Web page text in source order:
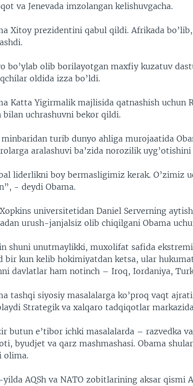
va Jenevada imzolangan kelishuvgacha.
Xitoy prezidentini qabul qildi. Afrikada
bo’ylab olib borilayotgan maxfiy kuzatuv
oldida izza bo’ldi.
Katta Yigirmalik majlisida qatnashish uchun
bilan uchrashuvni bekor qildi.
turib dunyo ahliga murojaatida
aralashuvi ba’zida norozilik
liderlikni boy bermasligimiz kerak. O’zimiz
- deydi Obama.
universitetidan Daniel Serverning
urush-janjalsiz olib chiqilgani Obama
shuni unutmaylikki, muxolifat safida
bir kun kelib hokimiyatdan ketsa, ular
davlatlar ham notinch – Iroq, Iordaniya,
tashqi siyosiy masalalarga ko’proq vaqt
Strategik va xalqaro tadqiqotlar
butun e’tibor ichki masalalarda – razvedka
byudjet va qarz mashmashasi. Obama
olima.
yilda AQSh va NATO zobitlarining aksar qismi